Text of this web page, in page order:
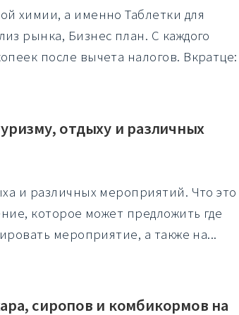
химии, а именно Таблетки для
рынка, Бизнес план. С каждого
после вычета налогов. Вкратце:
отдыху и различных
и различных мероприятий. Что это
которое может предложить где
мероприятие, а также на...
сиропов и комбикормов на